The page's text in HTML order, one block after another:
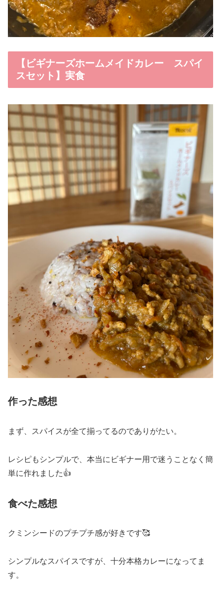
【ビギナーズホームメイドカレー スパイ
スセット】実食
作った感想
まず、スパイスが全て揃ってるのでありがたい。
レシピもシンプルで、本当にビギナー用で迷うことなく簡
単に作れました👍
食べた感想
クミンシードのプチプチ感が好きです🥰
シンプルなスパイスですが、十分本格カレーになってま
す。